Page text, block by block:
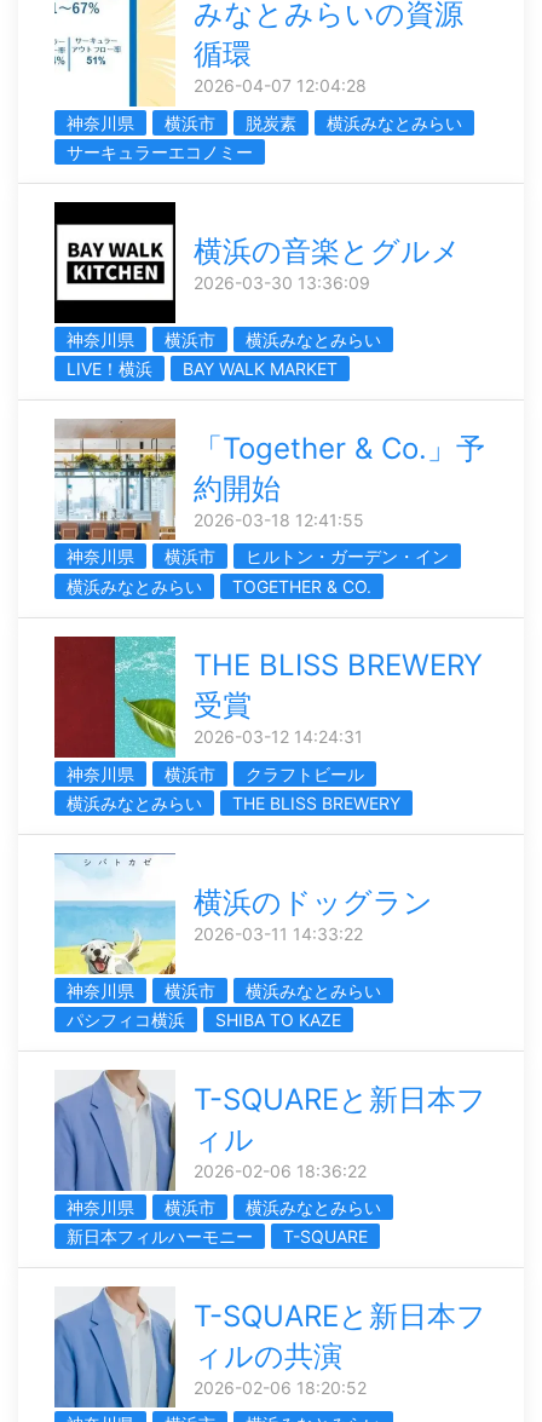
みなとみらいの資源
循環
2026-04-07 12:04:28
神奈川県
横浜市 脱炭素
横浜みなとみらい
サーキュラーエコノミー
横浜の音楽とグルメ
2026-03-30 13:36:09
神奈川県 横浜市
横浜みなとみらい
LIVE！横浜
BAY WALK MARKET
「Together & Co.」予
約開始
2026-03-18 12:41:55
神奈川県
横浜市
ヒルトン・ガーデン・イン
横浜みなとみらい
TOGETHER & CO.
THE BLISS BREWERY
受賞
2026-03-12 14:24:31
神奈川県
横浜市
クラフトビール
横浜みなとみらい
THE BLISS BREWERY
横浜のドッグラン
2026-03-11 14:33:22
神奈川県 横浜市
横浜みなとみらい
パシフィコ横浜
SHIBA TO KAZE
T-SQUAREと新日本フ
ィル
2026-02-06 18:36:22
神奈川県
横浜市
横浜みなとみらい
新日本フィルハーモニー
T-SQUARE
T-SQUAREと新日本フ
ィルの共演
2026-02-06 18:20:52